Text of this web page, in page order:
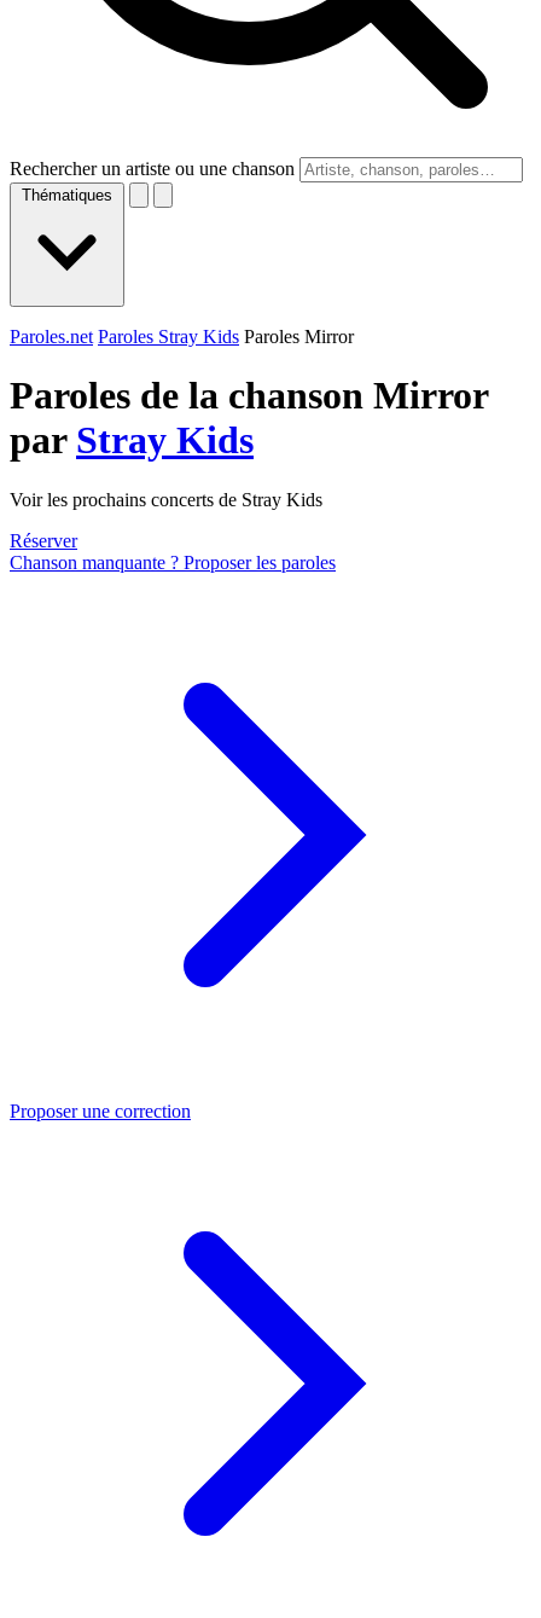
Rechercher un artiste ou une chanson
Thématiques
Paroles.net Paroles Stray Kids Paroles Mirror
Paroles de la chanson Mirror
par Stray Kids
Voir les prochains concerts de Stray Kids
Réserver
Chanson manquante ? Proposer les paroles
Proposer une correction